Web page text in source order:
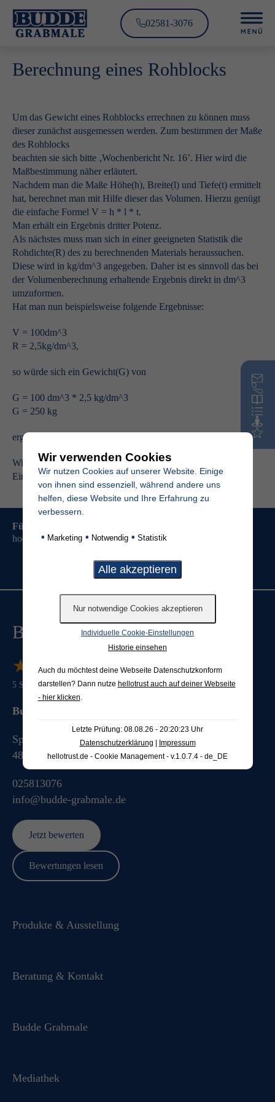
02581-3076
Berechnung eines Rohblocks
Um das Gewicht eines Rohblocks errechnen zu können muss
dieser zunächst ausgemessen werden. Zum bestimmen der Maße
des Rohblocks
beachten sie sich bitte ‚Wochenbericht Nr. 16’. Hier wird die
Maßbestimmung näher erläutert.
Nachdem man die Maße Höhe(h), Breite(l) und Tiefe(t) ermittelt
hat, berechnet man mit Hilfe dieser das Volumen. Hierzu genügt
die einfache Formel V = h * l * t.
Man erhält ein Ergebnis dritter Potenz.
Als nächstes muss man sich in einer geeigneten Statistik die
Rohdichte(R) des zu berechnenden Materials heraussuchen.
Diese wird in kg/dm^3 angegeben. Daher ist es sinnvoll das bei
der Volumenberechnung erhaltende Ergebnis direkt in dm^3
umzuformen.
Hat man nun beispielsweise folgende Ergebnisse:
V = 100dm^3
R = 2,5kg/dm^3,
so würde sich ein Gewicht(G) von
G = 100 dm^3 * 2,5 kg/dm^3
G = 250 kg
ergeben.
Wie in der Rechnung sehr schön erkennbar ist kürzen sich die
Einheiten ‚dm^3’ gegenseitig weg.
Für Sie komplett
hochwertigen Produktkatalog
KostenfreienKatalog bestellen
Budde Grabmale
★
★★★★
★ ★★★★
5 Sterne von888Bewertungen
Budde Grabmale GmbH & Co. KG
info@budde-grabmale.de
025813076
Splieterstrasse 41
48231
Warendorf
Jetzt bewerten
Bewertungen lesen
Produkte & Ausstellung
Beratung & Kontakt
Budde Grabmale
Mediathek
Wir verwenden Cookies
Wir nutzen Cookies auf unserer Website. Einige
von ihnen sind essenziell, während andere uns
helfen, diese Website und Ihre Erfahrung zu
verbessern.
• Marketing • Notwendig • Statistik
Individuelle Cookie-Einstellungen
Historie einsehen
Auch du möchtest deine Webseite Datenschutzkonform
darstellen? Dann nutze hellotrust auch auf deiner Webseite
- hier klicken.
Letzte Prüfung: 08.08.26 - 20:20:23 Uhr
Datenschutzerklärung
Impressum
hellotrust.de - Cookie Management - v.1.0.7.4 - de_DE